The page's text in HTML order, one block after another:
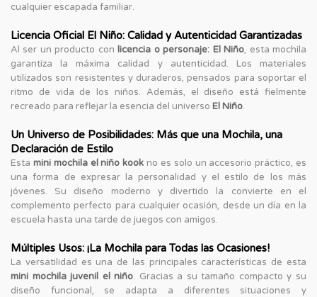
cualquier escapada familiar.
Licencia Oficial El Niño: Calidad y Autenticidad Garantizadas
Al ser un producto conlicencia o personaje: El Niño, esta mochila
garantiza la máxima calidad y autenticidad. Los materiales
utilizados son resistentes y duraderos, pensados para soportar el
ritmo de vida de los niños. Además, el diseño está fielmente
recreado para reflejar la esencia del universo El Niño.
Un Universo de Posibilidades: Más que una Mochila, una
Declaración de Estilo
Esta mini mochila el niño kook no es solo un accesorio práctico, es
una forma de expresar la personalidad y el estilo de los más
jóvenes. Su diseño moderno y divertido la convierte en el
complemento perfecto para cualquier ocasión, desde un día en la
escuela hasta una tarde de juegos con amigos.
Múltiples Usos: ¡La Mochila para Todas las Ocasiones!
La versatilidad es una de las principales características de esta
mini mochila juvenil el niño. Gracias a su tamaño compacto y su
diseño funcional, se adapta a diferentes situaciones y